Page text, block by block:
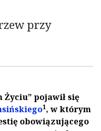
przy
Życiu” pojawił się
1, w którym
obowiązującego